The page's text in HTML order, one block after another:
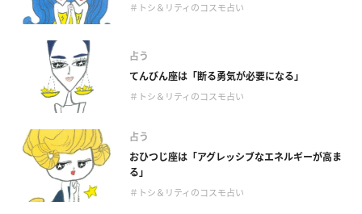
＃トシ＆リティのコスモ占い
占う
てんびん座は「断る勇気が必要になる」
＃トシ＆リティのコスモ占い
占う
おひつじ座は「アグレッシブなエネルギーが高ま
る」
＃トシ＆リティのコスモ占い